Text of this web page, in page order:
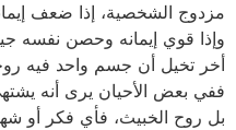
مزدوج الشخصية، إذا ضعف
وإذا قوي إيمانه وحصن نفسه
أخر تخيل أن جسم واحد فيه
ففي بعض الأحيان يرى أنه
بل روح الخبيث، فأي فكر أو